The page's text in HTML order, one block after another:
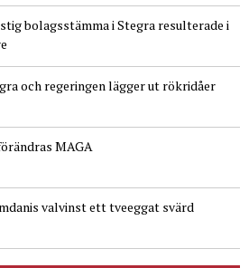
bolagsstämma i Stegra resulterade i
och regeringen lägger ut rökridåer
MAGA
valvinst ett tveeggat svärd